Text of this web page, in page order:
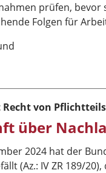
prüfen, bevor
Folgen für
Recht von
über
2024 hat der
(Az.: IV ZR 189/